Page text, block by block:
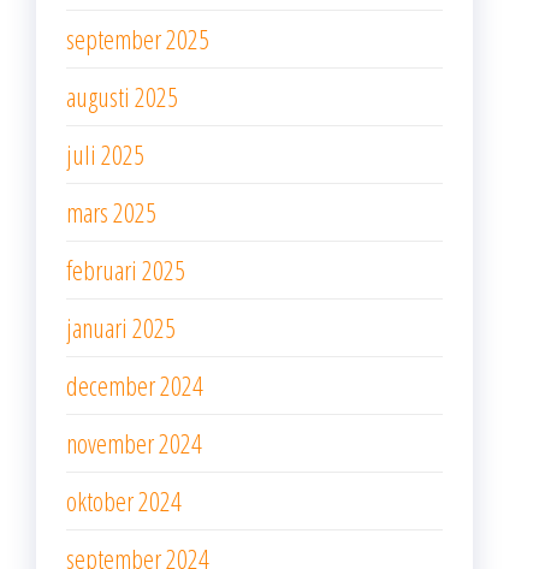
september 2025
augusti 2025
juli 2025
mars 2025
februari 2025
januari 2025
december 2024
november 2024
oktober 2024
september 2024